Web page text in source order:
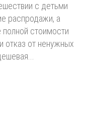
с детьми
распродажи, а
стоимости
отказ от ненужных